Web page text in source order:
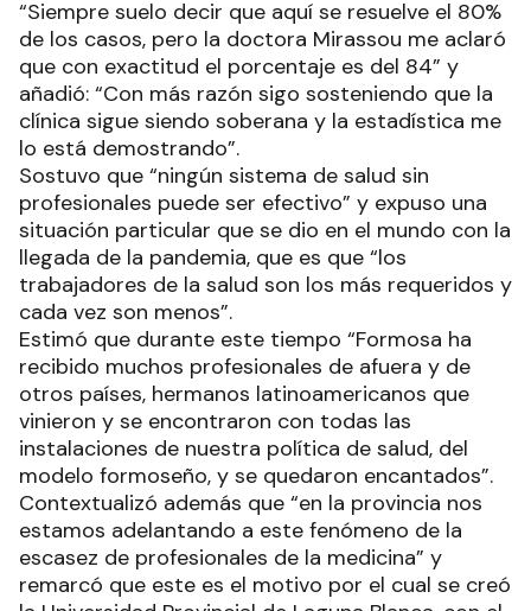
“Siempre suelo decir que aquí se resuelve el 80%
de los casos, pero la doctora Mirassou me aclaró
que con exactitud el porcentaje es del 84” y
añadió: “Con más razón sigo sosteniendo que la
clínica sigue siendo soberana y la estadística me
lo está demostrando”.
Sostuvo que “ningún sistema de salud sin
profesionales puede ser efectivo” y expuso una
situación particular que se dio en el mundo con la
llegada de la pandemia, que es que “los
trabajadores de la salud son los más requeridos y
cada vez son menos”.
Estimó que durante este tiempo “Formosa ha
recibido muchos profesionales de afuera y de
otros países, hermanos latinoamericanos que
vinieron y se encontraron con todas las
instalaciones de nuestra política de salud, del
modelo formoseño, y se quedaron encantados”.
Contextualizó además que “en la provincia nos
estamos adelantando a este fenómeno de la
escasez de profesionales de la medicina” y
remarcó que este es el motivo por el cual se creó